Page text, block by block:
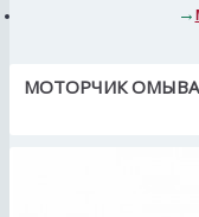
МОТОРЧИК